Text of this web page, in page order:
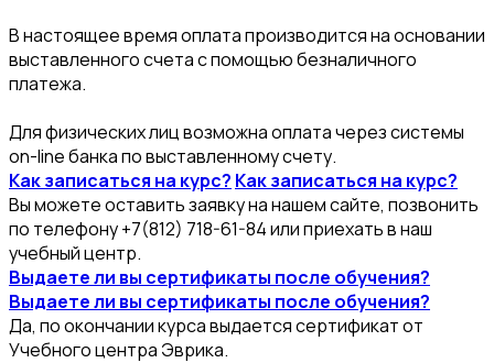
В настоящее время оплата производится на основании
выставленного счета с помощью безналичного
платежа.
Для физических лиц возможна оплата через системы
on-line банка по выставленному счету.
Как записаться на курс? Как записаться на курс?
Вы можете оставить заявку на нашем сайте, позвонить
по телефону +7(812) 718-61-84 или приехать в наш
учебный центр.
Выдаете ли вы сертификаты после обучения?
Выдаете ли вы сертификаты после обучения?
Да, по окончании курса выдается сертификат от
Учебного центра Эврика.